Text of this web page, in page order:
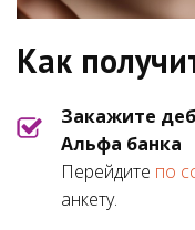
Как
Закажите
Альфа банка
Перейдите по
анкету.